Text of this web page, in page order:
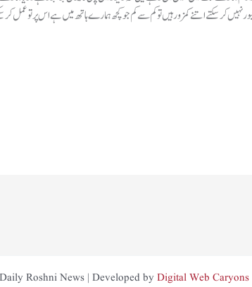
نہیں کر سکتے اتنے کمزور ہیں تو کم سے کم جو کچھ ہمارے ہاتھ میں ہے اس پر
Roshni News | Developed byDigital Web Caryons